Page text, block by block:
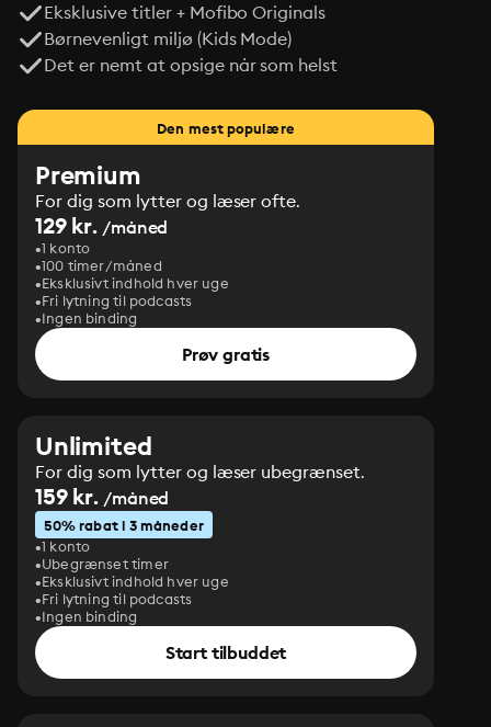
Eksklusive titler + Mofibo Originals
Børnevenligt miljø (Kids Mode)
Det er nemt at opsige når som helst
Den mest populære
Premium
For dig som lytter og læser ofte.
129 kr. /måned
1 konto
100 timer/måned
Eksklusivt indhold hver uge
Fri lytning til podcasts
Ingen binding
Prøv gratis
Unlimited
For dig som lytter og læser ubegrænset.
159 kr. /måned
50% rabat i 3 måneder
1 konto
Ubegrænset timer
Eksklusivt indhold hver uge
Fri lytning til podcasts
Ingen binding
Start tilbuddet